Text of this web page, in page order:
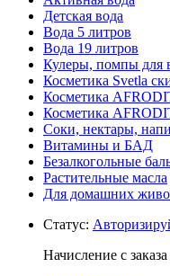
Детская вода
Вода 5 литров
Вода 19 литров
Кулеры, помпы для
Косметика Svetla
Косметика
Косметика
Соки, нектары,
Витамины и БАД
Безалкогольные
Растительные масла
Для домашних
Статус:
Начисление с заказа